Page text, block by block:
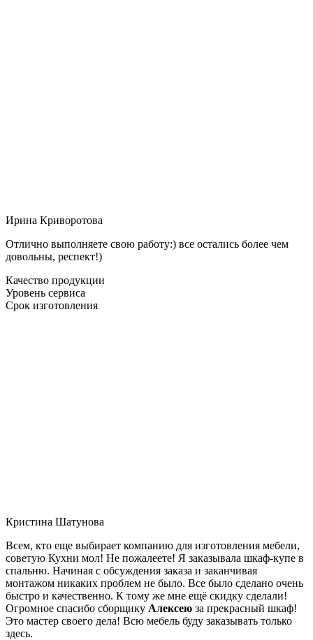
Ирина Криворотова
Отлично выполняете свою работу:) все остались более чем
довольны, респект!)
Качество продукции
Уровень сервиса
Срок изготовления
Кристина Шатунова
Всем, кто еще выбирает компанию для изготовления мебели,
советую Кухни мол! Не пожалеете! Я заказывала шкаф-купе в
спальню. Начиная с обсуждения заказа и заканчивая
монтажом никаких проблем не было. Все было сделано очень
быстро и качественно. К тому же мне ещё скидку сделали!
Огромное спасибо сборщику Алексею за прекрасный шкаф!
Это мастер своего дела! Всю мебель буду заказывать только
здесь.